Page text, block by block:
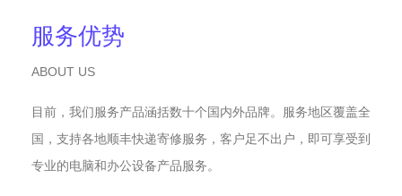
服务优势
ABOUT US
目前，我们服务产品涵括数十个国内外品牌。服务地区覆盖全
国，支持各地顺丰快递寄修服务，客户足不出户，即可享受到
专业的电脑和办公设备产品服务。